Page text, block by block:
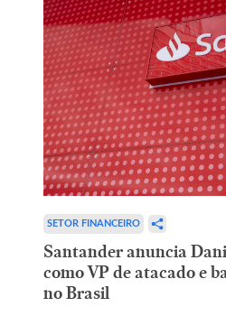
SETOR FINANCEIRO
Santander anuncia
como VP de atacado e
no Brasil